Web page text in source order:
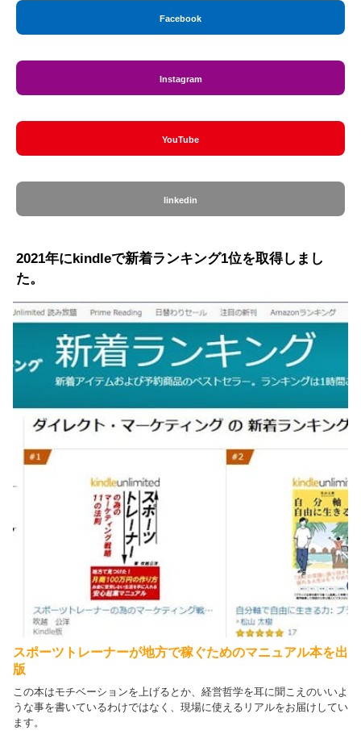
Facebook
Instagram
YouTube
linkedin
2021年にkindleで新着ランキング1位を取得しまし
た。
スポーツトレーナーが地方で稼ぐためのマニュアル本を出
版
この本はモチベーションを上げるとか、経営哲学を耳に聞こえのいいよ
うな事を書いているわけではなく、現場に使えるリアルをお届けしてい
ます。